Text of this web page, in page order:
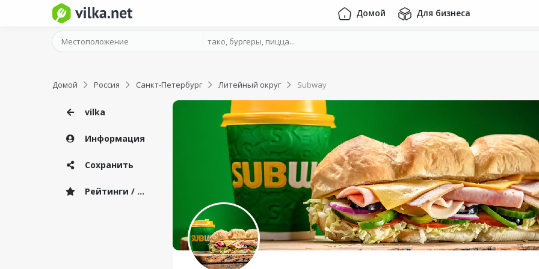
Домой Для бизнеса
Домой Россия Санкт-Петербург Литейный округ Subway
vilka
Информация
Сохранить
Рейтинги / Отзывы